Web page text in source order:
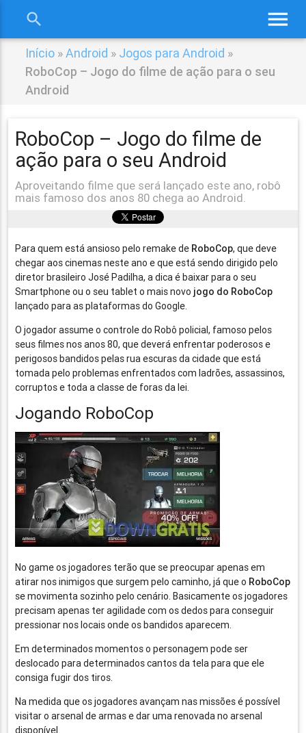
menu
search
Início »Android » Jogos para Android »
RoboCop – Jogo do filme de ação para o seu
Android
RoboCop – Jogo do filme de
ação para o seu Android
Aproveitando filme que será lançado este ano, robô
mais famoso dos anos 80 chega ao Android.
Para quem está ansioso pelo remake de RoboCop, que deve
chegar aos cinemas neste ano e que está sendo dirigido pelo
diretor brasileiro José Padilha, a dica é baixar para o seu
Smartphone ou o seu tablet o mais novo jogo do RoboCop
lançado para as plataformas do Google.
O jogador assume o controle do Robô policial, famoso pelos
seus filmes nos anos 80, que deverá enfrentar poderosos e
perigosos bandidos pelas rua escuras da cidade que está
tomada pelo problemas enfrentados com ladrões, assassinos,
corruptos e toda a classe de foras da lei.
Jogando RoboCop
No game os jogadores terão que se preocupar apenas em
atirar nos inimigos que surgem pelo caminho, já que o RoboCop
se movimenta sozinho pelo cenário. Basicamente os jogadores
precisam apenas ter agilidade com os dedos para conseguir
pressionar nos locais onde os bandidos aparecem.
Em determinados momentos o personagem pode ser
deslocado para determinados cantos da tela para que ele
consiga fugir dos tiros.
Na medida que os jogadores avançam nas missões é possível
visitar o arsenal de armas e dar uma renovada no arsenal
disponível.